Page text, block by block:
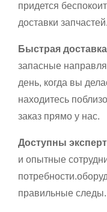
придется
доставки запчастей.
Быстрая
запасные
день, когда вы
находитесь
заказ прямо у нас.
Доступны
и опытные
потребности.
правильные следы.